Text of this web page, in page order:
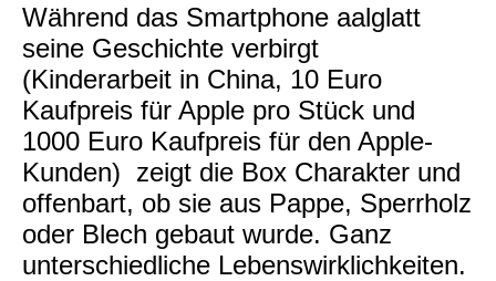
Während das Smartphone aalglatt
seine Geschichte verbirgt
(Kinderarbeit in China, 10 Euro
Kaufpreis für Apple pro Stück und
1000 Euro Kaufpreis für den Apple-
Kunden) zeigt die Box Charakter und
offenbart, ob sie aus Pappe, Sperrholz
oder Blech gebaut wurde. Ganz
unterschiedliche Lebenswirklichkeiten.